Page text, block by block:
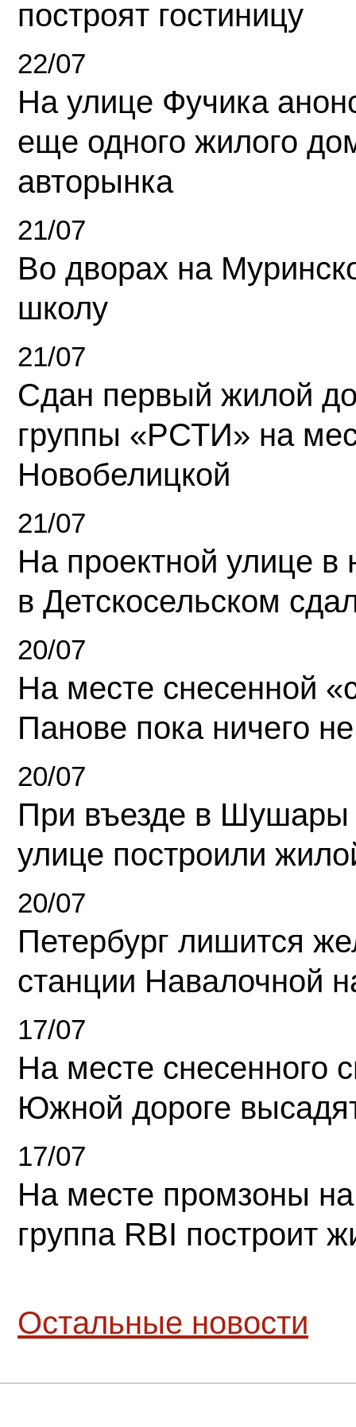
построят гостиницу
22/07
На улице Фучика
еще одного жилого
авторынка
21/07
Во дворах на
школу
21/07
Сдан первый жилой
группы «РСТИ» на
Новобелицкой
21/07
На проектной улице
в Детскосельском
20/07
На месте снесенной
Панове пока ничего
20/07
При въезде в Шушары
улице построили
20/07
Петербург лишится
станции Навалочной
17/07
На месте снесенного
Южной дороге
17/07
На месте промзоны
группа RBI построит
Остальные новости